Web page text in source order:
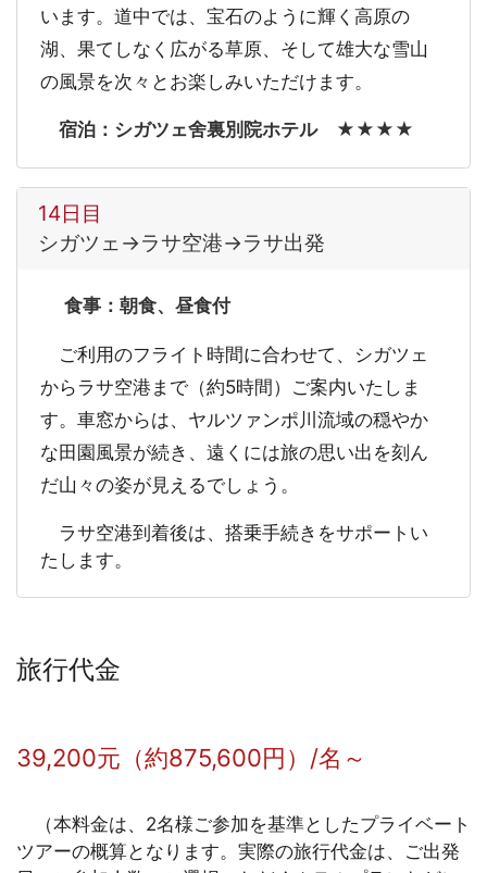
います。道中では、宝石のように輝く高原の
湖、果てしなく広がる草原、そして雄大な雪山
の風景を次々とお楽しみいただけます。
宿泊：シガツェ舍裏別院ホテル ★★★★
14日目
シガツェ→ラサ空港→ラサ出発
食事：朝食、昼食付
ご利用のフライト時間に合わせて、シガツェ
からラサ空港まで（約5時間）ご案内いたしま
す。車窓からは、ヤルツァンポ川流域の穏やか
な田園風景が続き、遠くには旅の思い出を刻ん
だ山々の姿が見えるでしょう。
ラサ空港到着後は、搭乗手続きをサポートい
たします。
旅行代金
39,200元（約875,600円）/名～
（本料金は、2名様ご参加を基準としたプライベート
ツアーの概算となります。実際の旅行代金は、ご出発